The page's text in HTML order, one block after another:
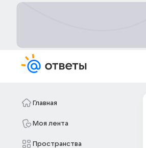
Главная
Моя лента
Пространства